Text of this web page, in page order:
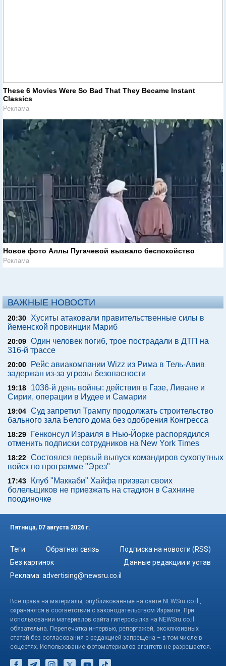
These 6 Movies Were So Bad That They Became Instant
Classics
Реклама
Новое фото Аллы Пугачевой вызвало беспокойство
Реклама
ВАЖНЫЕ НОВОСТИ
20:30 Хуситы атаковали правительственные силы в
йеменской провинции Мариб
20:09 Один человек погиб, трое пострадали в ДТП на
316-й трассе
20:00
Рейс авиакомпании Wizz из Рима в Тель-Авив
задержан из-за угрозы безопасности
19:18
1036-й день войны: действия в Газе, Ливане и
Сирии, операции в Иудее и Самарии
19:04 Суд запретил Трампу продолжать строительство
бального зала Белого дома без одобрения Конгресса
18:29
Генконсул Израиля в Нью-Йорке распорядился
отменить подписки сотрудников на New York Times
18:22 Состоялся первый выпуск командиров сухопутных
войск по программе "Эрез"
17:43
Клуб "Маккаби" Хайфа призвал своих
болельщиков не приезжать на стадион в Сахнине
поодиночке
Пятница, 07 августа 2026 г.
Теги Обратная связь
Подписка на новости (RSS)
Без картинок
Данные редакции и устав
Реклама: advertising@newsru.co.il
Все права на материалы, опубликованные на сайте NEWSru.co.il ,
охраняются в соответствии с законодательством Израиля. При
использовании материалов сайта гиперссылка на NEWSru.co.il
обязательна. Перепечатка интервью, репортажей, эксклюзивных
статей без согласования с редакцией запрещена – в том числе в
соцсетях. Использование фотоматериалов агентств не разрешается.